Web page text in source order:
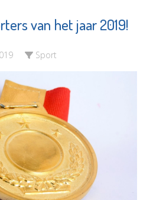
van het jaar 2019!
Sport